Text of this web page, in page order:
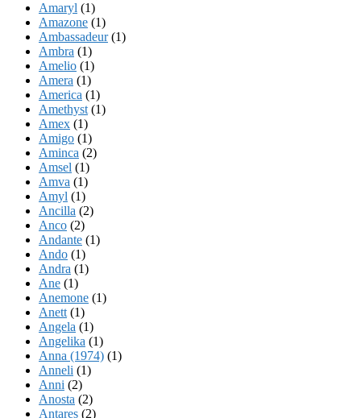
Amaryl (1)
Amazone (1)
Ambassadeur(1)
Ambra (1)
Amelio (1)
Amera (1)
America (1)
Amethyst (1)
Amex (1)
Amigo (1)
Aminca (2)
Amsel (1)
Amva (1)
Amyl (1)
Ancilla (2)
Anco (2)
Andante (1)
Ando (1)
Andra (1)
Ane (1)
Anemone (1)
Anett (1)
Angela (1)
Angelika (1)
Anna (1974) (1)
Anneli (1)
Anni (2)
Anosta (2)
Antares (2)